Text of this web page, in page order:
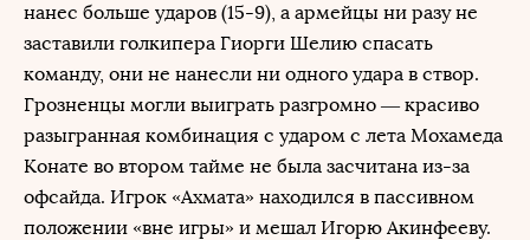
нанес больше ударов (15-9), а армейцы ни разу не
заставили голкипера Гиорги Шелию спасать
команду, они не нанесли ни одного удара в створ.
Грозненцы могли выиграть разгромно — красиво
разыгранная комбинация с ударом с лета Мохамеда
Конате во втором тайме не была засчитана из-за
офсайда. Игрок «Ахмата» находился в пассивном
положении «вне игры» и мешал Игорю Акинфееву.